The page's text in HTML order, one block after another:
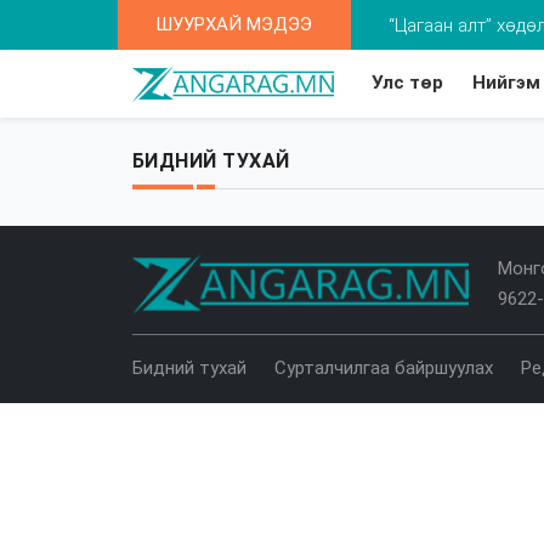
ШУУРХАЙ МЭДЭЭ “Цагаан алт”
Оксфорд: Монгол
Улс төр Нийгэм
БИДНИЙ ТУХАЙ
Бидний тухай Сурталчилгаа байршуулах